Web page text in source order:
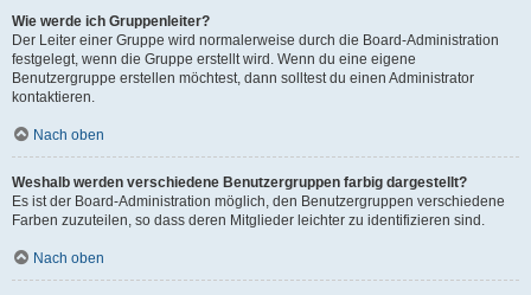
Wie werde ich Gruppenleiter?
Der Leiter einer Gruppe wird normalerweise durch die Board-Administration
festgelegt, wenn die Gruppe erstellt wird. Wenn du eine eigene
Benutzergruppe erstellen möchtest, dann solltest du einen Administrator
kontaktieren.
Nach oben
Weshalb werden verschiedene Benutzergruppen farbig dargestellt?
Es ist der Board-Administration möglich, den Benutzergruppen verschiedene
Farben zuzuteilen, so dass deren Mitglieder leichter zu identifizieren sind.
Nach oben